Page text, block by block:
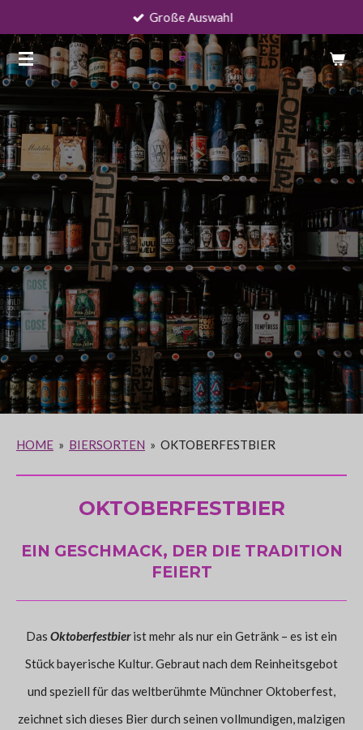
Hauptinhalt
springen
Große Auswahl
HOME » BIERSORTEN » OKTOBERFESTBIER
OKTOBERFESTBIER
EIN GESCHMACK, DER DIE TRADITION
FEIERT
Das Oktoberfestbierist mehr als nur ein Getränk – es ist ein
Stück bayerische Kultur. Gebraut nach dem Reinheitsgebot
und speziell für das weltberühmte Münchner Oktoberfest,
zeichnet sich dieses Bier durch seinen vollmundigen, malzigen